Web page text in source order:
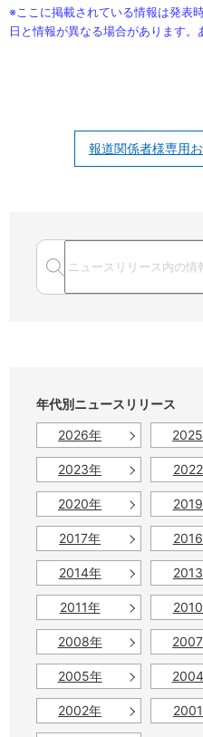
※ここに掲載されている情報は発表
日と情報が異なる場合があります。
報道関係者様専用
年代別ニュースリリース
2026年
2023年
2020年
2017年
2014年
2011年
2008年
2005年
2002年